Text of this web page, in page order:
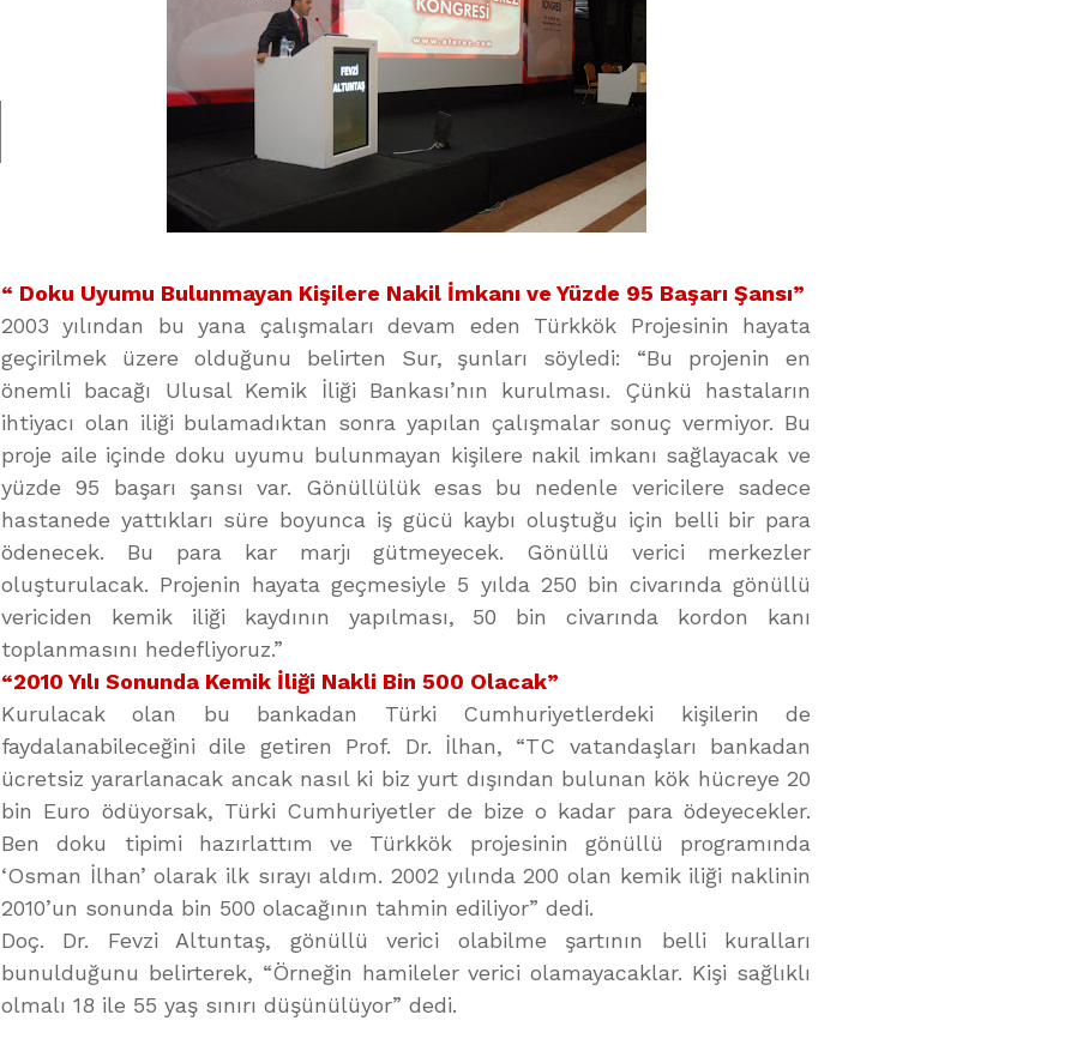
“ Doku Uyumu Bulunmayan Kişilere Nakil İmkanı ve Yüzde 95 Başarı Şansı”
2003 yılından bu yana çalışmaları devam eden Türkkök Projesinin hayata
geçirilmek üzere olduğunu belirten Sur, şunları söyledi: “Bu projenin en
önemli bacağı Ulusal Kemik İliği Bankası’nın kurulması. Çünkü hastaların
ihtiyacı olan iliği bulamadıktan sonra yapılan çalışmalar sonuç vermiyor. Bu
proje aile içinde doku uyumu bulunmayan kişilere nakil imkanı sağlayacak ve
yüzde 95 başarı şansı var. Gönüllülük esas bu nedenle vericilere sadece
hastanede yattıkları süre boyunca iş gücü kaybı oluştuğu için belli bir para
ödenecek. Bu para kar marjı gütmeyecek. Gönüllü verici merkezler
oluşturulacak. Projenin hayata geçmesiyle 5 yılda 250 bin civarında gönüllü
vericiden kemik iliği kaydının yapılması, 50 bin civarında kordon kanı
toplanmasını hedefliyoruz.”
“2010 Yılı Sonunda Kemik İliği Nakli Bin 500 Olacak”
Kurulacak olan bu bankadan Türki Cumhuriyetlerdeki kişilerin de
faydalanabileceğini dile getiren Prof. Dr. İlhan, “TC vatandaşları bankadan
ücretsiz yararlanacak ancak nasıl ki biz yurt dışından bulunan kök hücreye 20
bin Euro ödüyorsak, Türki Cumhuriyetler de bize o kadar para ödeyecekler.
Ben doku tipimi hazırlattım ve Türkkök projesinin gönüllü programında
‘Osman İlhan’ olarak ilk sırayı aldım. 2002 yılında 200 olan kemik iliği naklinin
2010’un sonunda bin 500 olacağının tahmin ediliyor” dedi.
Doç. Dr. Fevzi Altuntaş, gönüllü verici olabilme şartının belli kuralları
bunulduğunu belirterek, “Örneğin hamileler verici olamayacaklar. Kişi sağlıklı
olmalı 18 ile 55 yaş sınırı düşünülüyor” dedi.